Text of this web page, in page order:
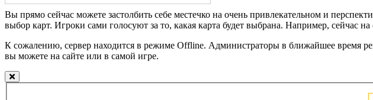
Вы прямо сейчас можете застолбить себе местечко на очень привлекательном и
выбор карт. Игроки сами голосуют за то, какая карта будет выбрана. Например, сейчас на
К сожалению, сервер находится в режиме Offline. Администраторы в ближайшее время
вы можете на сайте или в самой игре.